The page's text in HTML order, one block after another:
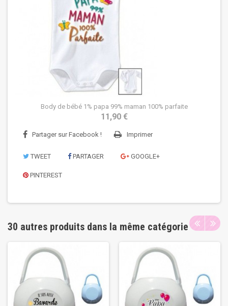
Body de bébé 1% papa 99% maman 100% parfaite
11,90 €
Partager sur Facebook ! Imprimer
TWEET PARTAGER GOOGLE+
PINTEREST
30 autres produits dans la même catégorie